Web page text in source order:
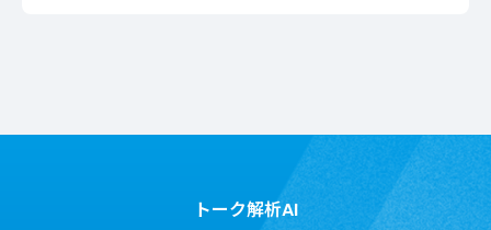
トーク解析AI